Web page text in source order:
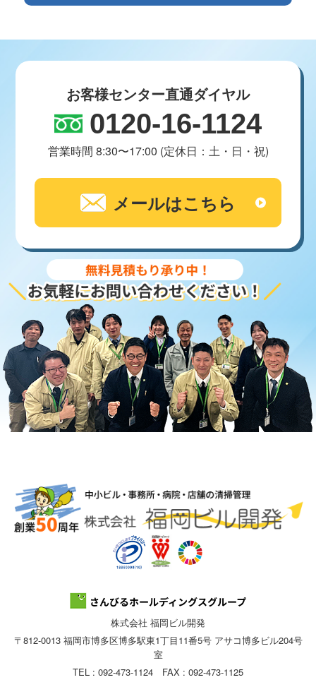
お客様センター直通ダイヤル
0120-16-1124
営業時間 8:30〜17:00 (定休日：土・日・祝)
メールはこちら
株式会社 福岡ビル開発
〒812-0013 福岡市博多区博多駅東1丁目11番5号 アサコ博多ビル204号
室
TEL : 092-473-1124 FAX : 092-473-1125